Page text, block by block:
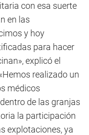
con esa suerte
en las
y hoy
para hacer
explicó el
realizado un
médicos
de las granjas
la participación
explotaciones, ya